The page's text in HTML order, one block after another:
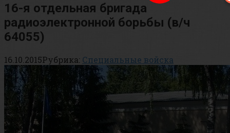
16-я отдельная бригада
радиоэлектронной борьбы (в/ч
64055)
16.10.2015Рубрика: Специальные войска